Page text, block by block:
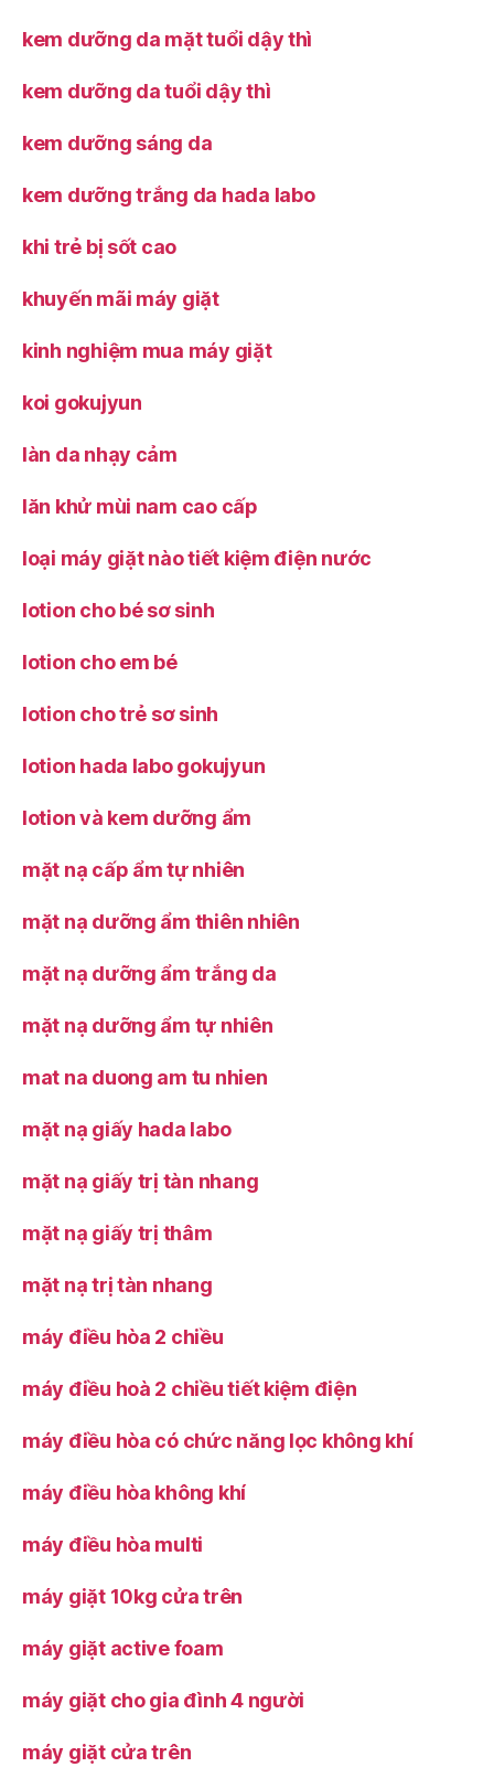
kem dưỡng da mặt tuổi dậy thì
kem dưỡng da tuổi dậy thì
kem dưỡng sáng da
kem dưỡng trắng da hada labo
khi trẻ bị sốt cao
khuyến mãi máy giặt
kinh nghiệm mua máy giặt
koi gokujyun
làn da nhạy cảm
lăn khử mùi nam cao cấp
loại máy giặt nào tiết kiệm điện nước
lotion cho bé sơ sinh
lotion cho em bé
lotion cho trẻ sơ sinh
lotion hada labo gokujyun
lotion và kem dưỡng ẩm
mặt nạ cấp ẩm tự nhiên
mặt nạ dưỡng ẩm thiên nhiên
mặt nạ dưỡng ẩm trắng da
mặt nạ dưỡng ẩm tự nhiên
mat na duong am tu nhien
mặt nạ giấy hada labo
mặt nạ giấy trị tàn nhang
mặt nạ giấy trị thâm
mặt nạ trị tàn nhang
máy điều hòa 2 chiều
máy điều hoà 2 chiều tiết kiệm điện
máy điều hòa có chức năng lọc không khí
máy điều hòa không khí
máy điều hòa multi
máy giặt 10kg cửa trên
máy giặt active foam
máy giặt cho gia đình 4 người
máy giặt cửa trên